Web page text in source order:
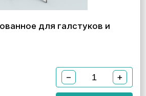
для галстуков и
− +